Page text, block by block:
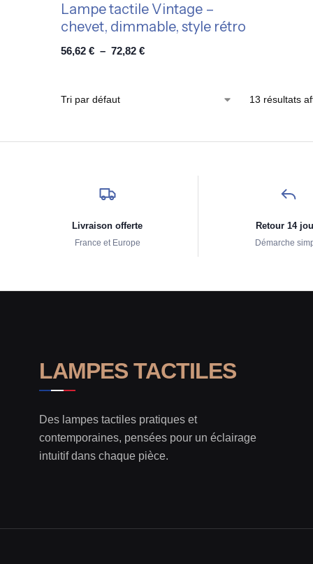
Lampe tactile Vintage –
chevet, dimmable, style rétro
56,62 € – 72,82 €
13 résultats
Livraison offerte
France et Europe
Retour 14
Démarche
LAMPES TACTILES
Des lampes tactiles pratiques et
contemporaines, pensées pour un éclairage
intuitif dans chaque pièce.